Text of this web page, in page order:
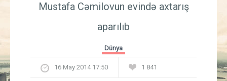
İqtisadiyyat
Mustafa Cəmilovun evində axtarış
aparılıb
Dünya
16 May 2014 17:50 1 841